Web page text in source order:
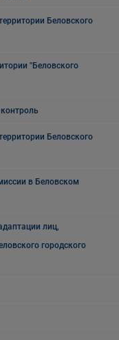
Беловского
"Беловского
Беловского
в Беловском
лиц,
городского